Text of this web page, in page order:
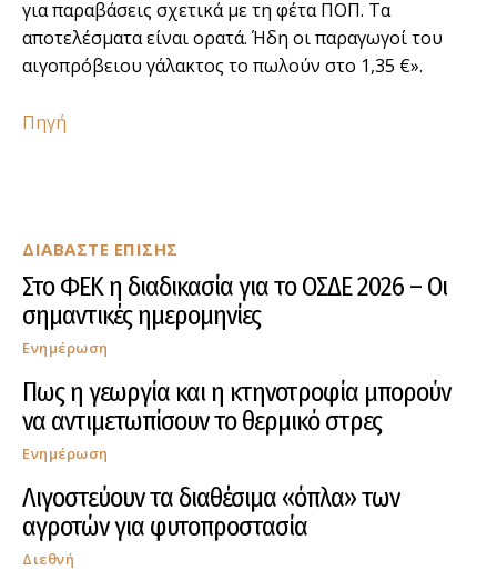
ΔΙΑΒΑΣΤΕ ΕΠΙΣΗΣ
Στο ΦΕΚ η διαδικασία για το ΟΣΔΕ 2026 – Οι
σημαντικές ημερομηνίες
Ενημέρωση
Πως η γεωργία και η κτηνοτροφία μπορούν
να αντιμετωπίσουν το θερμικό στρες
Ενημέρωση
Λιγοστεύουν τα διαθέσιμα «όπλα» των
αγροτών για φυτοπροστασία
Διεθνή
για παραβάσεις σχετικά με τη φέτα ΠΟΠ. Τα
αποτελέσματα είναι ορατά. Ήδη οι παραγωγοί του
αιγοπρόβειου γάλακτος το πωλούν στο 1,35 €».
Πηγή